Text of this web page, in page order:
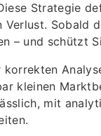
Strategie
Sobald
– und schützt
kleinen
mit